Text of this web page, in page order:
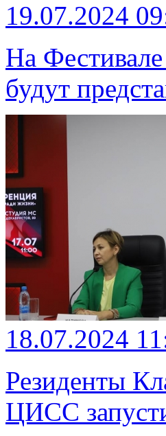
19.07.2024
На
будут
18.07.2024
Резиденты
ЦИСС